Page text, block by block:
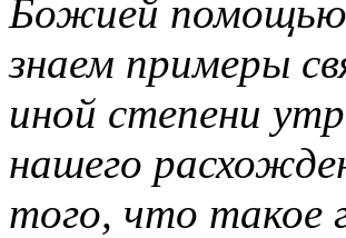
Божией помощью
знаем примеры
иной степени
нашего
того, что такое